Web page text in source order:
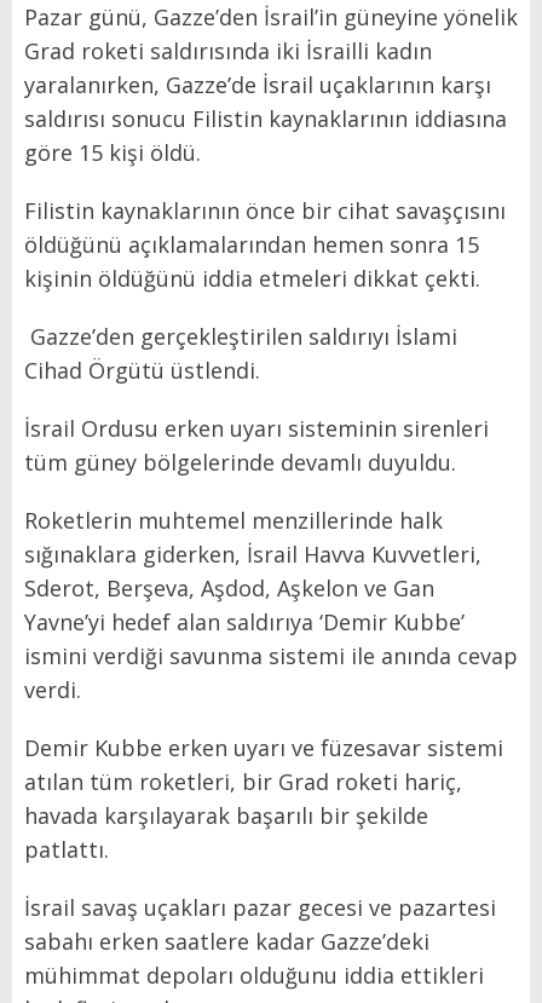
Pazar günü, Gazze’den İsrail’in güneyine yönelik
Grad roketi saldırısında iki İsrailli kadın
yaralanırken, Gazze’de İsrail uçaklarının karşı
saldırısı sonucu Filistin kaynaklarının iddiasına
göre 15 kişi öldü.
Filistin kaynaklarının önce bir cihat savaşçısını
öldüğünü açıklamalarından hemen sonra 15
kişinin öldüğünü iddia etmeleri dikkat çekti.
Gazze’den gerçekleştirilen saldırıyı İslami
Cihad Örgütü üstlendi.
İsrail Ordusu erken uyarı sisteminin sirenleri
tüm güney bölgelerinde devamlı duyuldu.
Roketlerin muhtemel menzillerinde halk
sığınaklara giderken, İsrail Havva Kuvvetleri,
Sderot, Berşeva, Aşdod, Aşkelon ve Gan
Yavne’yi hedef alan saldırıya ‘Demir Kubbe’
ismini verdiği savunma sistemi ile anında cevap
verdi.
Demir Kubbe erken uyarı ve füzesavar sistemi
atılan tüm roketleri, bir Grad roketi hariç,
havada karşılayarak başarılı bir şekilde
patlattı.
İsrail savaş uçakları pazar gecesi ve pazartesi
sabahı erken saatlere kadar Gazze’deki
mühimmat depoları olduğunu iddia ettikleri